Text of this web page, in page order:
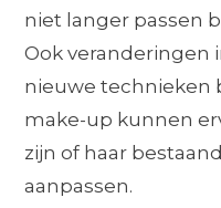
niet langer passen
Ook veranderingen
nieuwe technieken
make-up kunnen
zijn of haar
aanpassen.